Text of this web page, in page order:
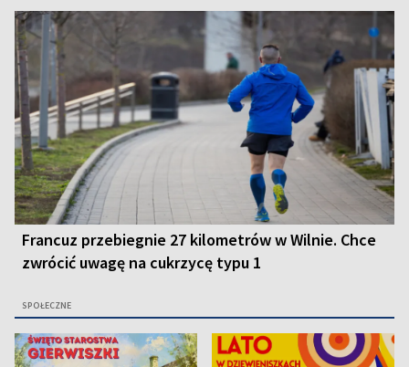
Francuz przebiegnie 27 kilometrów w Wilnie. Chce
zwrócić uwagę na cukrzycę typu 1
SPOŁECZNE